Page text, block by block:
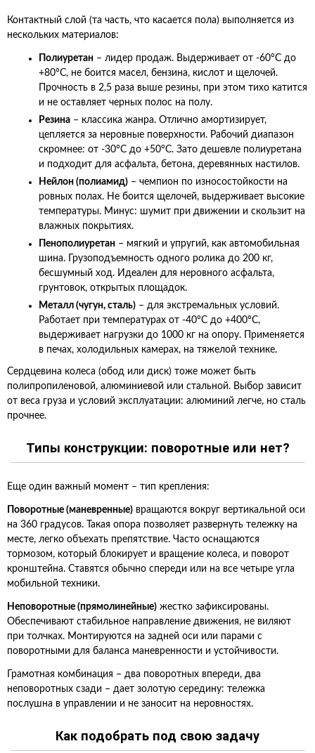
Контактный слой (та часть, что касается пола) выполняется из
нескольких материалов:
Полиуретан – лидер продаж. Выдерживает от -60°C до
+80°C, не боится масел, бензина, кислот и щелочей.
Прочность в 2,5 раза выше резины, при этом тихо катится
и не оставляет черных полос на полу.
Резина – классика жанра. Отлично амортизирует,
цепляется за неровные поверхности. Рабочий диапазон
скромнее: от -30°C до +50°C. Зато дешевле полиуретана
и подходит для асфальта, бетона, деревянных настилов.
Нейлон (полиамид) – чемпион по износостойкости на
ровных полах. Не боится щелочей, выдерживает высокие
температуры. Минус: шумит при движении и скользит на
влажных покрытиях.
Пенополиуретан – мягкий и упругий, как автомобильная
шина. Грузоподъемность одного ролика до 200 кг,
бесшумный ход. Идеален для неровного асфальта,
грунтовок, открытых площадок.
Металл (чугун, сталь) – для экстремальных условий.
Работает при температурах от -40°C до +400°C,
выдерживает нагрузки до 1000 кг на опору. Применяется
в печах, холодильных камерах, на тяжелой технике.
Сердцевина колеса (обод или диск) тоже может быть
полипропиленовой, алюминиевой или стальной. Выбор зависит
от веса груза и условий эксплуатации: алюминий легче, но сталь
прочнее.
Типы конструкции: поворотные или нет?
Еще один важный момент – тип крепления:
Поворотные (маневренные) вращаются вокруг вертикальной оси
на 360 градусов. Такая опора позволяет развернуть тележку на
месте, легко объехать препятствие. Часто оснащаются
тормозом, который блокирует и вращение колеса, и поворот
кронштейна. Ставятся обычно спереди или на все четыре угла
мобильной техники.
Неповоротные (прямолинейные) жестко зафиксированы.
Обеспечивают стабильное направление движения, не виляют
при толчках. Монтируются на задней оси или парами с
поворотными для баланса маневренности и устойчивости.
Грамотная комбинация – два поворотных впереди, два
неповоротных сзади – дает золотую середину: тележка
послушна в управлении и не заносит на неровностях.
Как подобрать под свою задачу